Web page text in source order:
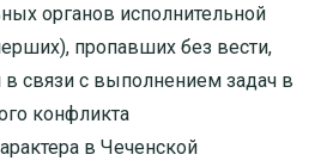
органов исполнительной
пропавших без вести,
связи с выполнением задач в
конфликта
в Чеченской